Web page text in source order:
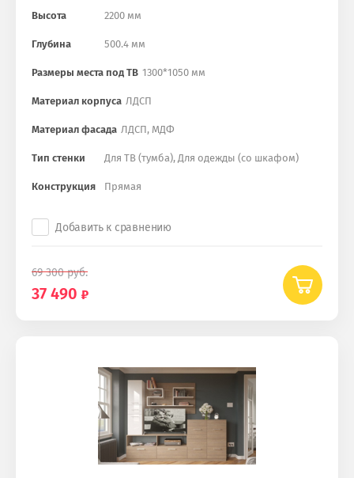
Высота 2200 мм
Глубина 500.4 мм
Размеры места под ТВ 1300*1050 мм
Материал корпуса ЛДСП
Материал фасада ЛДСП, МДФ
Тип стенки Для ТВ (тумба), Для одежды (со шкафом)
Конструкция Прямая
Добавить к сравнению
69 300руб.
37 490